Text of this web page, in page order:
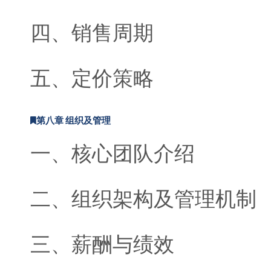
四、销售周期
五、定价策略
第八章 组织及管理
一、核心团队介绍
二、组织架构及管理机制
三、薪酬与绩效